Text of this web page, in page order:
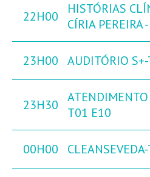
22H00
HISTÓRIAS
CÍRIA PEREIRA
23H00 AUDITÓRIO
23H30
T01 E10
00H00